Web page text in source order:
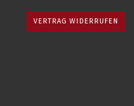
VERTRAG WIDERRUFEN